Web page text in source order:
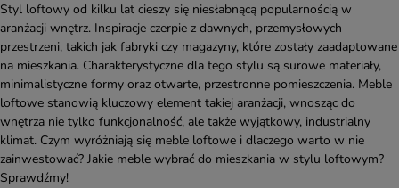
Styl loftowy od kilku lat cieszy się niesłabnącą popularnością w
aranżacji wnętrz. Inspiracje czerpie z dawnych, przemysłowych
przestrzeni, takich jak fabryki czy magazyny, które zostały zaadaptowane
na mieszkania. Charakterystyczne dla tego stylu są surowe materiały,
minimalistyczne formy oraz otwarte, przestronne pomieszczenia. Meble
loftowe stanowią kluczowy element takiej aranżacji, wnosząc do
wnętrza nie tylko funkcjonalność, ale także wyjątkowy, industrialny
klimat. Czym wyróżniają się meble loftowe i dlaczego warto w nie
zainwestować? Jakie meble wybrać do mieszkania w stylu loftowym?
Sprawdźmy!